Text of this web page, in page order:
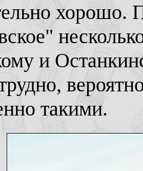
хорошо.
и
такими.